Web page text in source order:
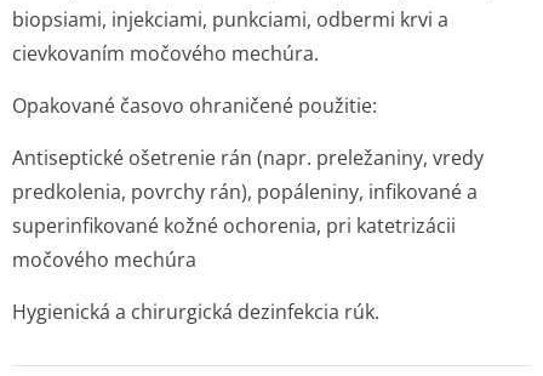
biopsiami, injekciami, punkciami, odbermi krvi a
cievkovaním močového mechúra.
Opakované časovo ohraničené použitie:
Antiseptické ošetrenie rán (napr. preležaniny, vredy
predkolenia, povrchy rán), popáleniny, infikované a
superinfikované kožné ochorenia, pri katetrizácii
močového mechúra
Hygienická a chirurgická dezinfekcia rúk.